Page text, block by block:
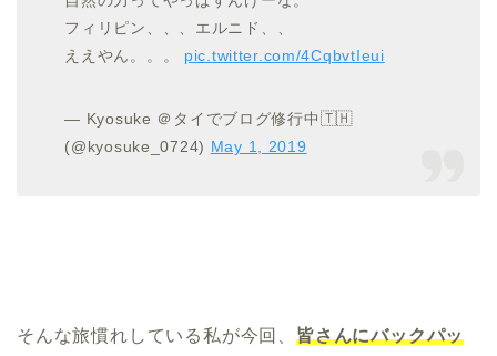
フィリピン、、、エルニド、、
ええやん。。。 pic.twitter.com/4CqbvtIeui
— Kyosuke ＠タイでブログ修行中🇹🇭
(@kyosuke_0724) May 1, 2019
そんな旅慣れしている私が今回、 皆さんにバックパッ